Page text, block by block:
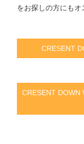
をお探しの方にもオ
CRESENT
CRESENT DOWN